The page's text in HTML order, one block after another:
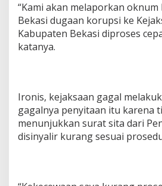
“Kami akan melaporkan oknum
Bekasi dugaan korupsi ke
Kabupaten Bekasi diproses
katanya.
Ironis, kejaksaan gagal
gagalnya penyitaan itu karena
menunjukkan surat sita dari
disinyalir kurang sesuai